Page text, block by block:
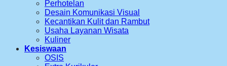
Perhotelan
Desain Komunikasi Visual
Kecantikan Kulit dan Rambut
Usaha Layanan Wisata
Kuliner
Kesiswaan
OSIS